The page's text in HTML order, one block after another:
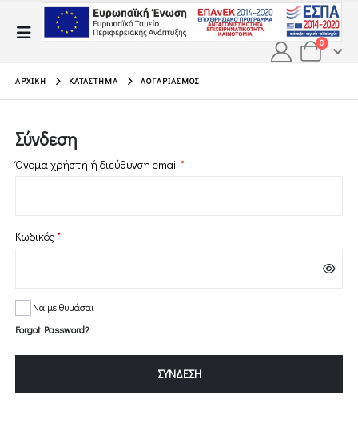
0
ΑΡΧΙΚΉ ΚΑΤΆΣΤΗΜΑ ΛΟΓΑΡΙΑΣΜΌΣ
Σύνδεση
Όνομα χρήστη ή διεύθυνση email*Απαιτείται
Κωδικός*Απαιτείται
Να με θυμάσαι
Forgot Password?
ΣΎΝΔΕΣΗ